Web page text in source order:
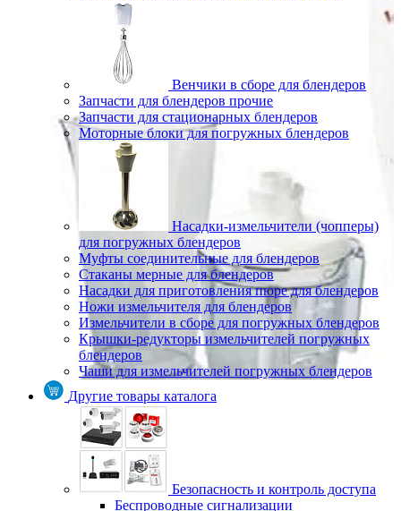
Венчики в сборе для блендеров
Запчасти для блендеров прочие
Запчасти для стационарных блендеров
Моторные блоки для погружных блендеров
Насадки-измельчители (чопперы)
для погружных блендеров
Муфты соединительные для блендеров
Стаканы мерные для блендеров
Насадки для приготовления пюре для блендеров
Ножи измельчителя для блендеров
Измельчители в сборе для погружных блендеров
Крышки-редукторы измельчителей погружных
блендеров
Чаши для измельчителей погружных блендеров
Другие товары каталога
Безопасность и контроль доступа
Беспроводные сигнализации